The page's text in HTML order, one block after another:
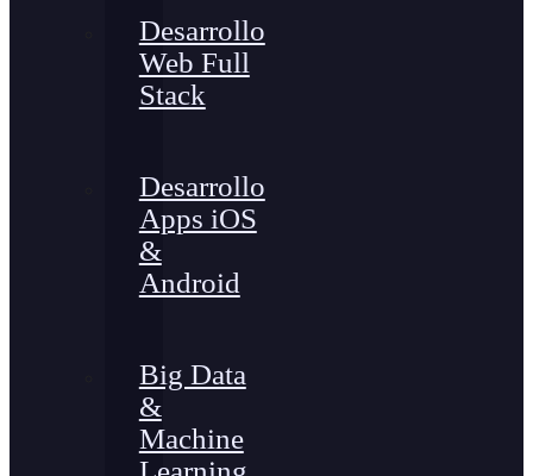
Desarrollo
Web Full
Stack
Desarrollo
Apps iOS
&
Android
Big Data
&
Machine